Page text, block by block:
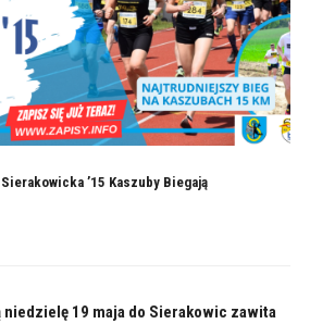
’15 Kaszuby Biegają
niedzielę 19 maja do Sierakowic zawita